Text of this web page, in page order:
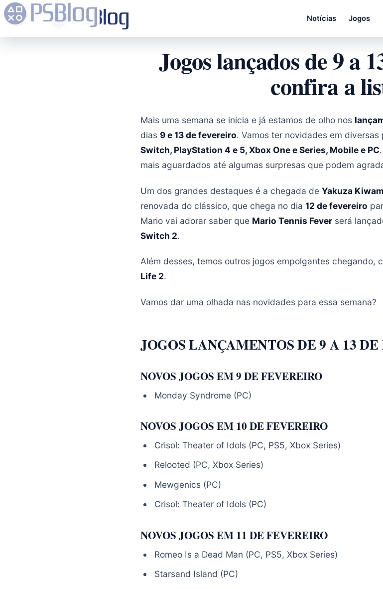
Notícias Jogos
Jogos lançados de 9 a
confira a
Mais uma semana se inicia e já estamos de olho nos
dias 9 e 13 de fevereiro. Vamos ter novidades em
Switch, PlayStation 4 e 5, Xbox One e Series, Mobile e PC
mais aguardados até algumas surpresas que podem
Um dos grandes destaques é a chegada de Yakuza
renovada do clássico, que chega no dia 12 de fevereiro
Mario vai adorar saber que Mario Tennis Fever será
Switch 2.
Além desses, temos outros jogos empolgantes chegando,
Life 2.
Vamos dar uma olhada nas novidades para essa semana?
JOGOS LANÇAMENTOS DE 9 A 13
NOVOS JOGOS EM 9 DE FEVEREIRO
Monday Syndrome (PC)
NOVOS JOGOS EM 10 DE FEVEREIRO
Crisol: Theater of Idols (PC, PS5, Xbox Series)
Relooted (PC, Xbox Series)
Mewgenics (PC)
Crisol: Theater of Idols (PC)
NOVOS JOGOS EM 11 DE FEVEREIRO
Romeo Is a Dead Man (PC, PS5, Xbox Series)
Starsand Island (PC)